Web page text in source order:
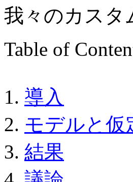
我々のカスタ
Table of
1. 導入
2. モデルと仮
3. 結果